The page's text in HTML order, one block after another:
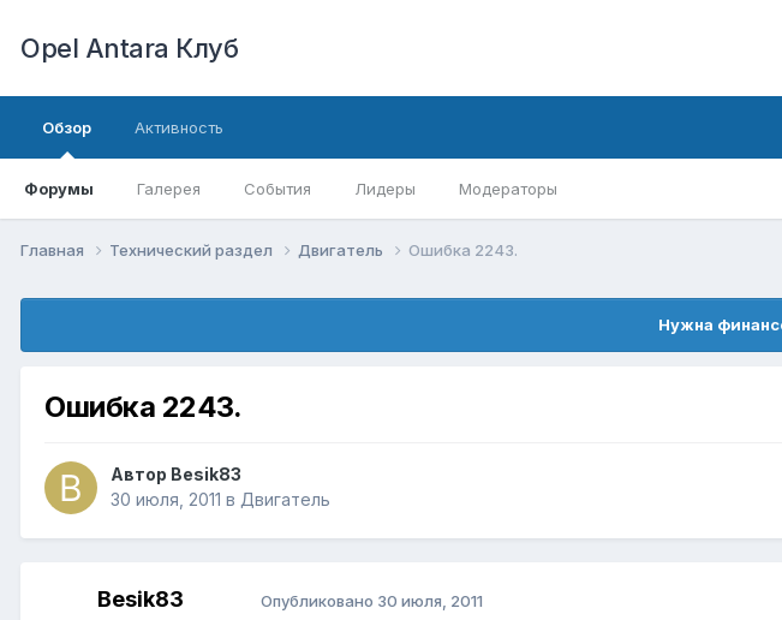
Opel Antara Клуб
Обзор
Форумы Галерея События Лидеры Модераторы
Активность
Главная Технический раздел Двигатель Ошибка 2243.
Нужна
Ошибка 2243.
Автор Besik83
30 июля, 2011 в Двигатель
Besik83 Опубликовано 30 июля, 2011